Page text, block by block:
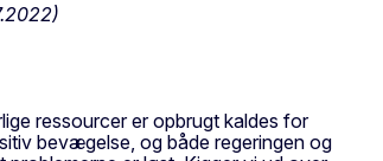
ressourcer er opbrugt kaldes for
bevægelse, og både regeringen og